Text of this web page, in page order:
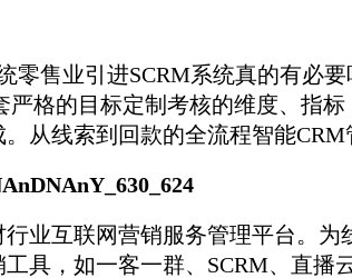
零售业引进SCRM系统真的有必
严格的目标定制考核的维度、指
从线索到回款的全流程智能
业互联网营销服务管理平台。
具，如一客一群、SCRM、直播